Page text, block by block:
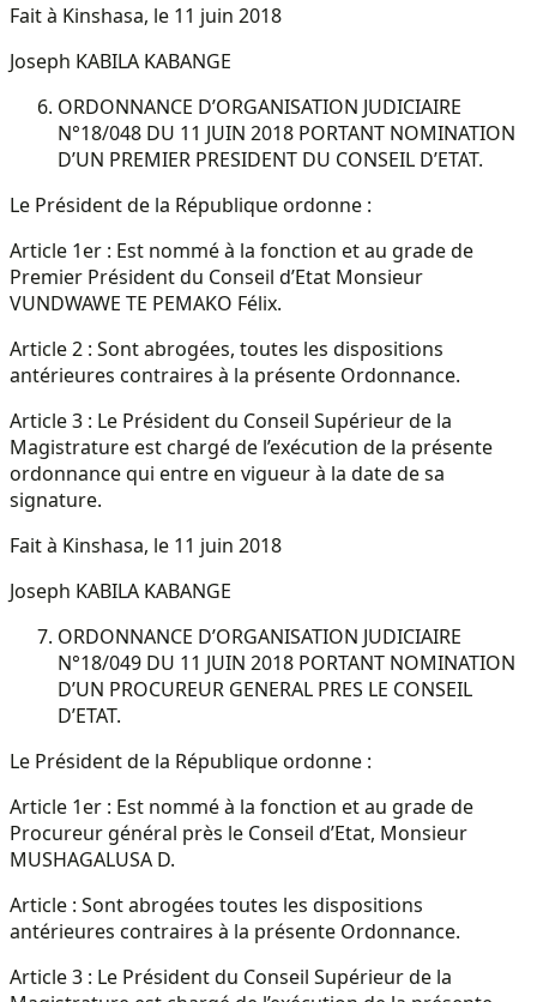
Fait à Kinshasa, le 11 juin 2018
Joseph KABILA KABANGE
ORDONNANCE D’ORGANISATION JUDICIAIRE
N°18/048 DU 11 JUIN 2018 PORTANT NOMINATION
D’UN PREMIER PRESIDENT DU CONSEIL D’ETAT.
Le Président de la République ordonne :
Article 1er : Est nommé à la fonction et au grade de
Premier Président du Conseil d’Etat Monsieur
VUNDWAWE TE PEMAKO Félix.
Article 2 : Sont abrogées, toutes les dispositions
antérieures contraires à la présente Ordonnance.
Article 3 : Le Président du Conseil Supérieur de la
Magistrature est chargé de l’exécution de la présente
ordonnance qui entre en vigueur à la date de sa
signature.
Fait à Kinshasa, le 11 juin 2018
Joseph KABILA KABANGE
ORDONNANCE D’ORGANISATION JUDICIAIRE
N°18/049 DU 11 JUIN 2018 PORTANT NOMINATION
D’UN PROCUREUR GENERAL PRES LE CONSEIL
D’ETAT.
Le Président de la République ordonne :
Article 1er : Est nommé à la fonction et au grade de
Procureur général près le Conseil d’Etat, Monsieur
MUSHAGALUSA D.
Article : Sont abrogées toutes les dispositions
antérieures contraires à la présente Ordonnance.
Article 3 : Le Président du Conseil Supérieur de la